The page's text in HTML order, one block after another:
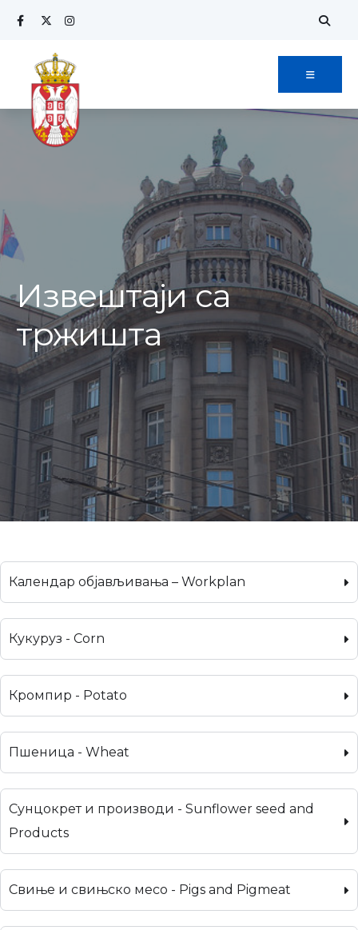
Извештаји са
тржишта
Календар објављивања – Workplan
Кукуруз - Corn
Кромпир - Potato
Пшеница - Wheat
Сунцокрет и производи - Sunflower seed and
Products
Свиње и свињско месо - Pigs and Pigmeat